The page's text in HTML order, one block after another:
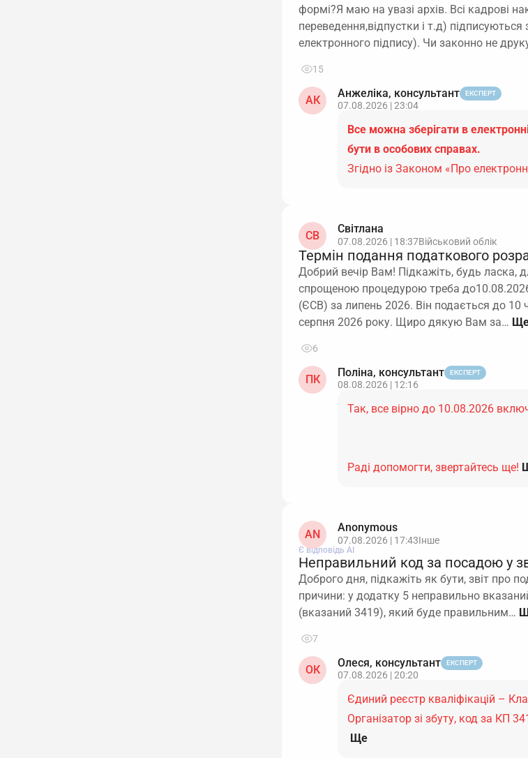
формі?Я маю на увазі архів. Всі кадрові
переведення,відпустки і т.д)
електронного підпису). Чи законно не
15
АК
Анжеліка, консультант ЕКСПЕРТ
07.08.2026 | 23:04
Все можна зберігати в
бути в особових справах.
Згідно із Законом «Про
СВ
Світлана
07.08.2026 | 18:37Військовий облік
Термін подання податкового
Добрий вечір Вам! Підкажіть, будь ласка,
спрощеною процедурою треба
(ЄСВ) за липень 2026. Він подається до 10
серпня 2026 року. Щиро дякую Вам за…
6
ПК
Поліна, консультант ЕКСПЕРТ
08.08.2026 | 12:16
Так, все вірно до 10.08.2026
Раді допомогти, звертайтесь ще!
AN
Anonymous
07.08.2026 | 17:43Інше
Є відповідь АІ
Неправильний код за посадою у
Доброго дня, підкажіть як бути, звіт про
причини: у додатку 5 неправильно
(вказаний 3419), який буде правильним…
7
ОК
Олеся, консультант ЕКСПЕРТ
07.08.2026 | 20:20
Єдиний реєстр кваліфікацій –
Організатор зі збуту, код за КП
Ще